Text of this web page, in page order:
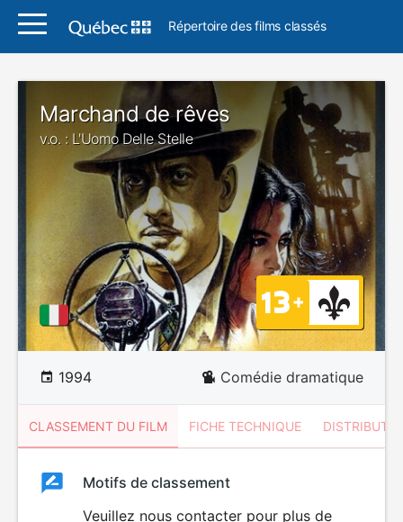
Répertoire des films classés
Marchand de rêves
v.o. : L'Uomo Delle Stelle
1994 Comédie dramatique
CLASSEMENT DU FILM FICHE TECHNIQUE
ClassementClassement
Motifs de classement
Veuillez nous contacter pour plus de